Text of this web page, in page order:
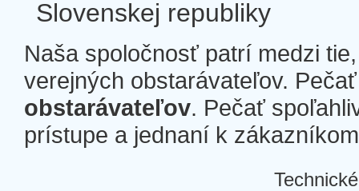
Slovenskej republiky
Naša spoločnosť patrí medzi
verejných obstarávateľov.
obstarávateľov. Pečať
prístupe a jednaní k